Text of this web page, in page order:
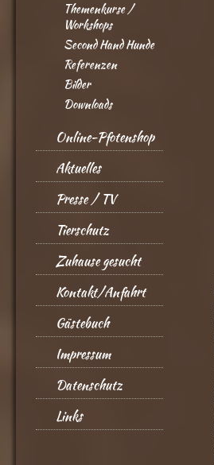
Themenkurse /
Workshops
Second Hand Hunde
Referenzen
Bilder
Downloads
Online-Pfotenshop
Aktuelles
Presse / TV
Tierschutz
Zuhause gesucht
Kontakt/Anfahrt
Gästebuch
Impressum
Datenschutz
Links